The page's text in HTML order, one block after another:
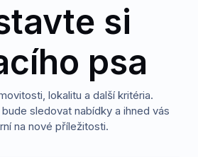
si
psa
lokalitu a další kritéria.
sledovat nabídky a ihned vás
na nové příležitosti.